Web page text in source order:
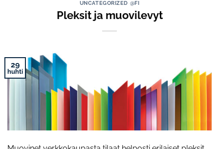
UNCATEGORIZED @FI
Pleksit ja muovilevyt
29
huhti